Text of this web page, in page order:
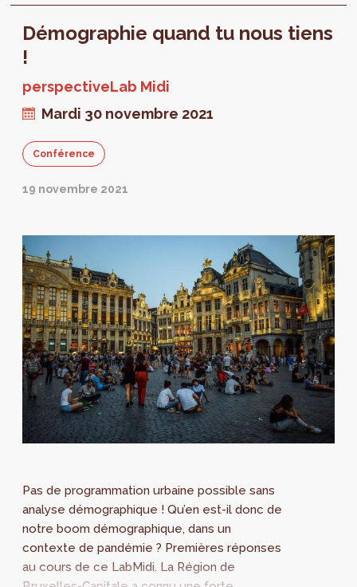
Démographie quand tu nous tiens
!
perspectiveLab Midi
Mardi 30 novembre 2021
Conférence
19 novembre 2021
Pas de programmation urbaine possible sans
analyse démographique ! Qu’en est-il donc de
notre boom démographique, dans un
contexte de pandémie ? Premières réponses
au cours de ce LabMidi. La Région de